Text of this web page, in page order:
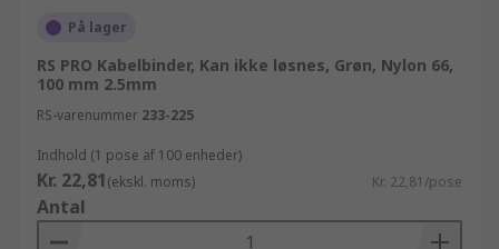
På lager
RS PRO Kabelbinder, Kan ikke løsnes, Grøn, Nylon 66,
100 mm 2.5mm
RS-varenummer 233-225
Indhold (1 pose af 100 enheder)
Kr. 22,81(ekskl. moms) Kr. 22,81/pose
Antal